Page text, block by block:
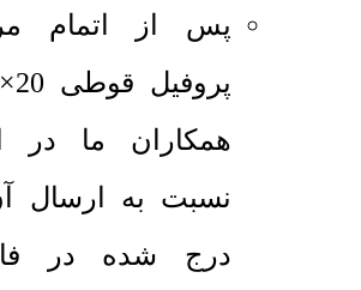
پس از اتمام
همکاران ما
نسبت به ارسال
درج شده در